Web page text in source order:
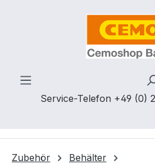
Zum Hauptinhalt springen
Service-Telefon +49 (0)
Zubehör
Behälter